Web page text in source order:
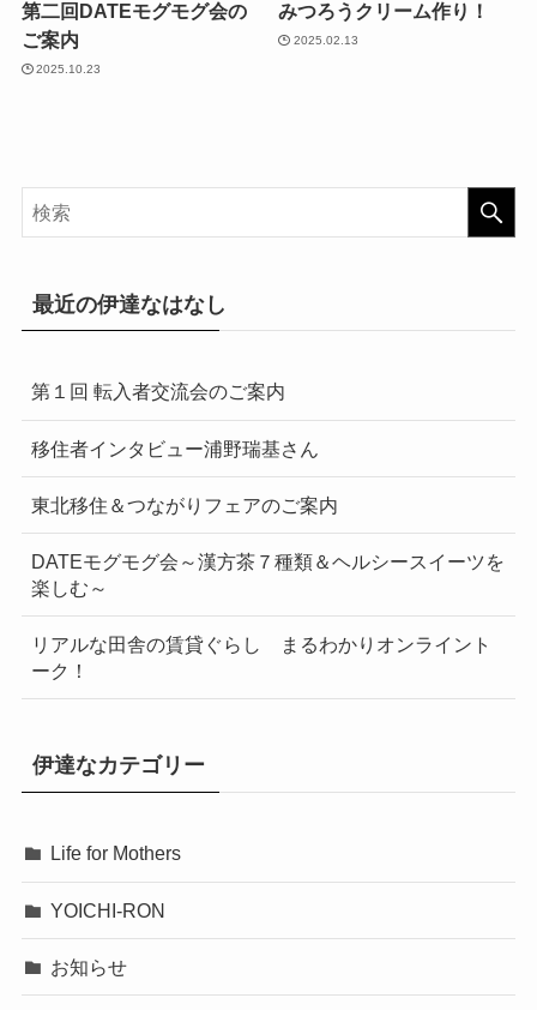
第二回DATEモグモグ会の
ご案内
2025.10.23
みつろうクリーム作り！
2025.02.13
最近の伊達なはなし
第１回 転入者交流会のご案内
移住者インタビュー浦野瑞基さん
東北移住＆つながりフェアのご案内
DATEモグモグ会～漢方茶７種類＆ヘルシースイーツを
楽しむ～
リアルな田舎の賃貸ぐらし まるわかりオンライント
ーク！
伊達なカテゴリー
Life for Mothers
YOICHI-RON
お知らせ